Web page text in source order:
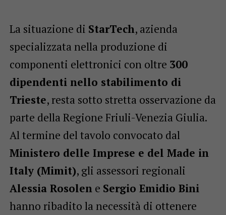
La situazione di StarTech, azienda
specializzata nella produzione di
componenti elettronici con oltre 300
dipendenti nello stabilimento di
Trieste, resta sotto stretta osservazione da
parte della Regione Friuli-Venezia Giulia.
Al termine del tavolo convocato dal
Ministero delle Imprese e del Made in
Italy (Mimit), gli assessori regionali
Alessia Rosolene Sergio Emidio Bini
hanno ribadito la necessità di ottenere